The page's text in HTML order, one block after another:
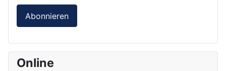
Abonnieren
Online